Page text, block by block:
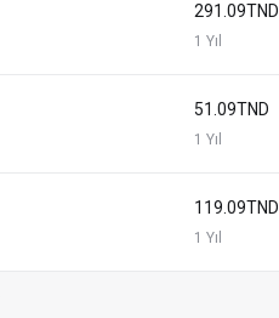
291.09TND
1 Yıl
51.09TND
1 Yıl
119.09TND
1 Yıl